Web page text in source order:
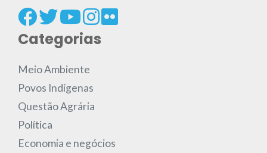
Categorias
Meio Ambiente
Povos Indígenas
Questão Agrária
Política
Economia e negócios